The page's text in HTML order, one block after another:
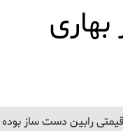
رابین دست ساز